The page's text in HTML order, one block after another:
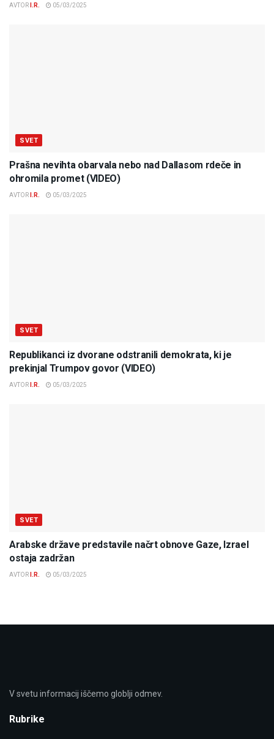
AVTOR I.R. 05/03/2025
SVET
Prašna nevihta obarvala nebo nad Dallasom rdeče in
ohromila promet (VIDEO)
AVTOR I.R. 05/03/2025
SVET
Republikanci iz dvorane odstranili demokrata, ki je
prekinjal Trumpov govor (VIDEO)
AVTOR I.R. 05/03/2025
SVET
Arabske države predstavile načrt obnove Gaze, Izrael
ostaja zadržan
AVTOR I.R. 05/03/2025
V svetu informacij iščemo globlji odmev.
Rubrike